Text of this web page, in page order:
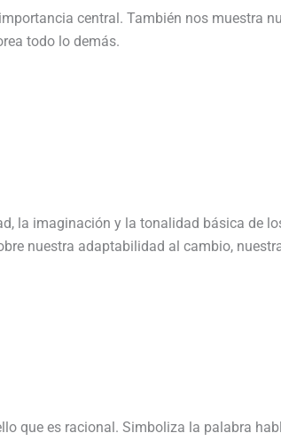
central. También nos muestra
todo lo demás.
la imaginación y la tonalidad básica de
nuestra adaptabilidad al cambio,
que es racional. Simboliza la palabra